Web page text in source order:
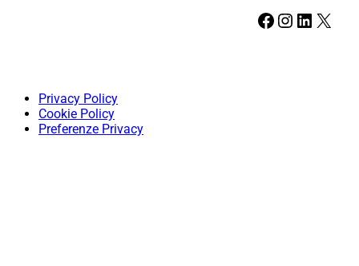
Facebook Instagram LinkedIn X
Privacy Policy
Cookie Policy
Preferenze Privacy